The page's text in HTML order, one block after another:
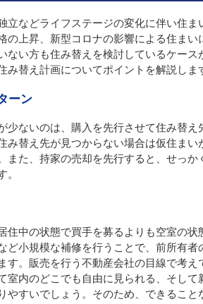
などライフステージの変化に伴い住ま
の上昇、新型コロナの影響による住ま
ない方も住み替えを検討しているケー
み替え計画についてポイントを解説しま
ーン
ないのは、購入を先行させて住み替え
み替え先が見つからない場合は仮住ま
また、持家の売却を先行すると、せっ
。
中の状態で買手を募るよりも空室の状
ど小規模な補修を行うことで、前所有
す。販売を行う不動産会社の目線で考
室内のどこでも自由に見られる、そし
やすいでしょう。そのため、できるこ